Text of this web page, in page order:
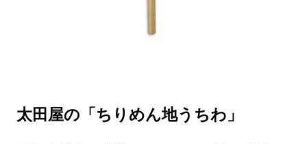
太田屋の「ちりめん地うちわ」